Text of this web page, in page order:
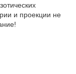
и проекции не